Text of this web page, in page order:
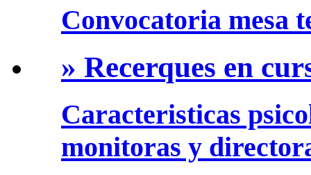
Convocatoria mesa
» Recerques en
Caracteristicas
monitoras y